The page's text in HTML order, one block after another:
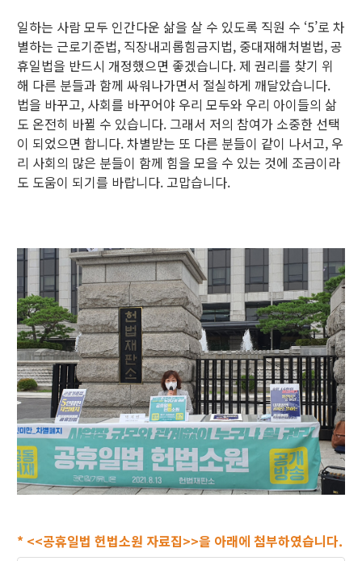
일하는 사람 모두 인간다운 삶을 살 수 있도록 직원 수 ‘5’로 차
별하는 근로기준법, 직장내괴롭힘금지법, 중대재해처벌법, 공
휴일법을 반드시 개정했으면 좋겠습니다. 제 권리를 찾기 위
해 다른 분들과 함께 싸워나가면서 절실하게 깨달았습니다.
법을 바꾸고, 사회를 바꾸어야 우리 모두와 우리 아이들의 삶
도 온전히 바뀔 수 있습니다. 그래서 저의 참여가 소중한 선택
이 되었으면 합니다. 차별받는 또 다른 분들이 같이 나서고, 우
리 사회의 많은 분들이 함께 힘을 모을 수 있는 것에 조금이라
도 도움이 되기를 바랍니다. 고맙습니다.
* <<공휴일법 헌법소원 자료집>>을 아래에 첨부하였습니다.